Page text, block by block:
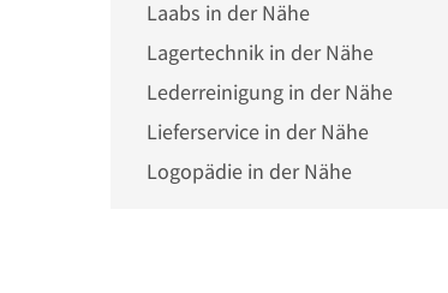
Laabs in der Nähe
Lagertechnik in der Nähe
Lederreinigung in der Nähe
Lieferservice in der Nähe
Logopädie in der Nähe